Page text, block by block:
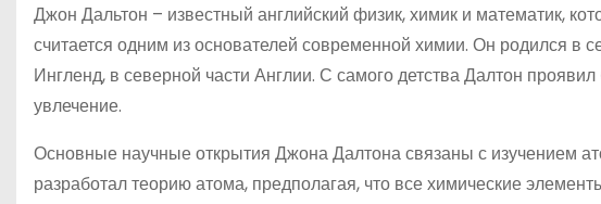
Джон Дальтон – известный английский физик, химик и математик,
считается одним из основателей современной химии. Он родился в
Ингленд, в северной части Англии. С самого детства Далтон
увлечение.
Основные научные открытия Джона Далтона связаны с изучением
разработал теорию атома, предполагая, что все химические